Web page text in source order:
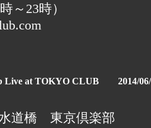
～23時）
Live at TOKYO CLUB 2014/
道橋 東京倶楽部